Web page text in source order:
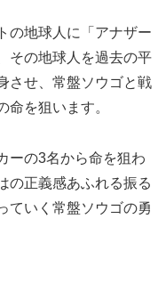
の地球人に「アナザー
その地球人を過去の平
させ、常盤ソウゴと戦
命を狙います。
ーの3名から命を狙わ
の正義感あふれる振る
ていく常盤ソウゴの勇